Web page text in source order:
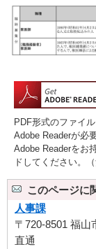
PDF形式のファイ
Adobe Readerが必
Adobe Readerをお
ドしてください。（
このページに
人事課
〒720-8501 福山
直通